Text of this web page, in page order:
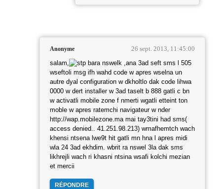
Anonyme 26 sept. 2013, 11:45:00
salam,
bara nswelk ,ana 3ad seft sms l 505
wseftoli msg ifh wahd code w apres wselna un
autre dyal configuration w dkholtlo dak code lihwa
0000 w dert installer w 3ad taselt b 888 gatli c bn
w activatli mobile zone f nmerti wgatli etteint ton
moble w apres ratemchi navigateur w nder
http://wap.mobilezone.ma mai tay3tini had sms(
access denied.. 41.251.98.213) wmafhemtch wach
khensi ntsena lwe9t hit gatli mn hna l apres midi
wla 24 3ad ekhdim. wbrit ra nswel 3la dak sms
likhrejli wach ri khasni ntsina wsafi kolchi mezian
et mercii
RÉPONDRE